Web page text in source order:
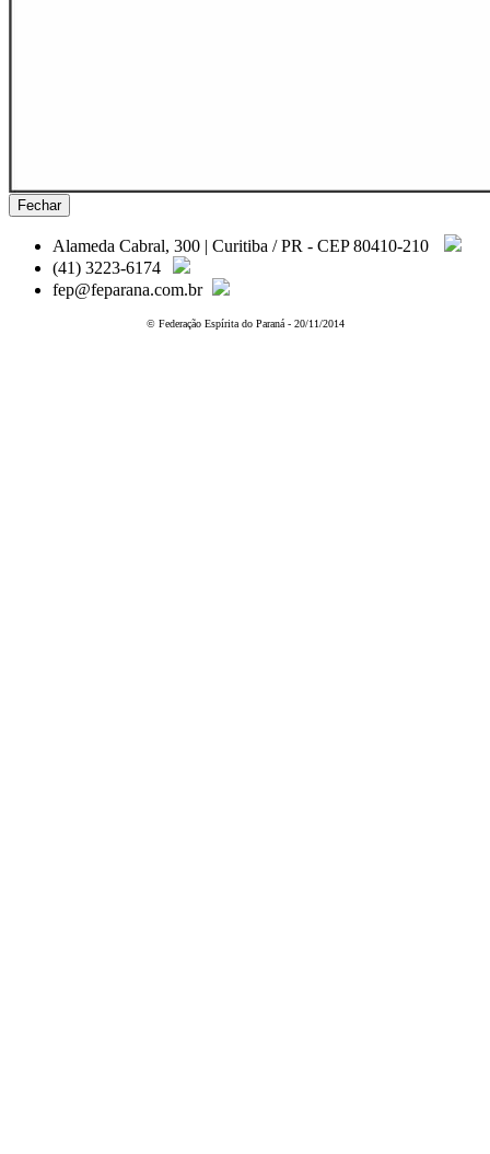
Fechar
Alameda Cabral, 300 | Curitiba / PR - CEP 80410-210
(41) 3223-6174
fep@feparana.com.br
© Federação Espírita do Paraná - 20/11/2014